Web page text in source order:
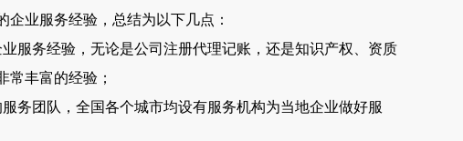
企业服务经验，总结为以下几点：
服务经验，无论是公司注册代理记账，还是知识产权、资质
常丰富的经验；
务团队，全国各个城市均设有服务机构为当地企业做好服